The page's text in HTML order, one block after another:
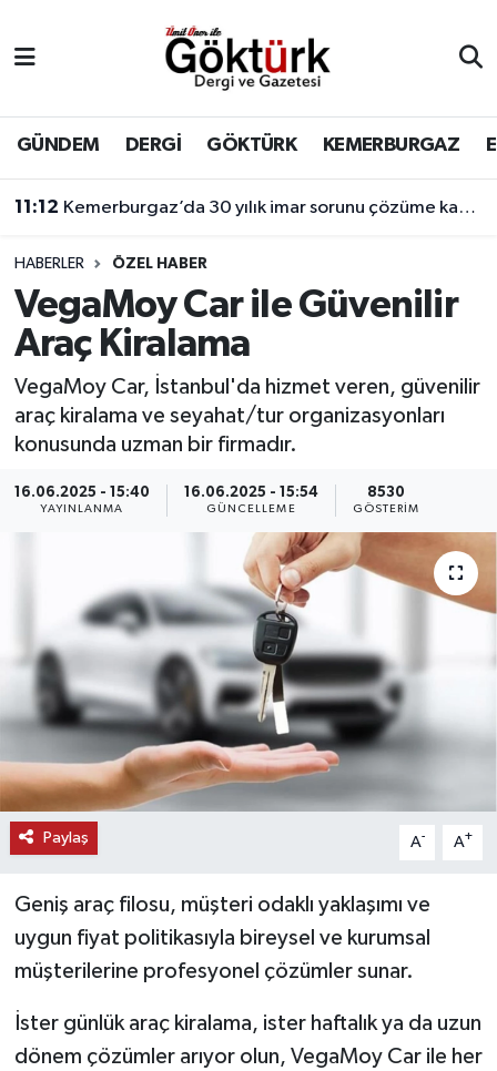
GÜNDEM DERGİ GÖKTÜRK KEMERBURGAZ
11:12 Kemerburgaz’da 30 yılık imar sorunu çözüme kavuşuyor
HABERLER ÖZEL HABER
VegaMoy Car ile Güvenilir
Araç Kiralama
VegaMoy Car, İstanbul'da hizmet veren, güvenilir
araç kiralama ve seyahat/tur organizasyonları
konusunda uzman bir firmadır.
16.06.2025 - 15:40
YAYINLANMA
16.06.2025 - 15:54
GÜNCELLEME
8530
GÖSTERIM
Paylaş A- A+
Geniş araç filosu, müşteri odaklı yaklaşımı ve
uygun fiyat politikasıyla bireysel ve kurumsal
müşterilerine profesyonel çözümler sunar.
İster günlük araç kiralama, ister haftalık ya da uzun
dönem çözümler arıyor olun, VegaMoy Car ile her
BİLİM
DERGİ
DÜNYA
EĞİTİM
EKONOMİ
GÖKTÜRK
KEMERBURGAZ
KÜLTÜR - SANAT
MAGAZİN
ÖZEL HABER
SAĞLIK
SPOR
TİCARET
Eyüpsultan Hava Durumu
Eyüpsultan Trafik Yoğunluk Haritası
Süper Lig Puan Durumu ve Fikstür
Tüm Manşetler
Son Dakika Haberleri
Haber Arşivi